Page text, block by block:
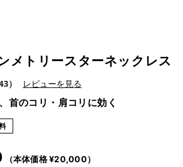
メトリースターネックレス
） レビューを見る
首のコリ・肩コリに効く
（本体価格 ¥20,000）